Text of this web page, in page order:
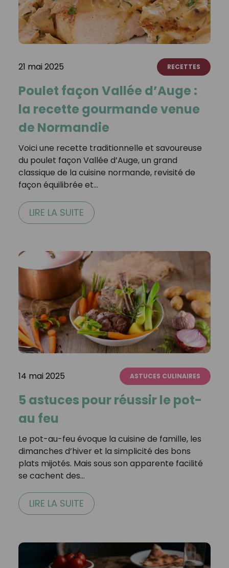
21 mai 2025 RECETTES
Poulet façon Vallée d’Auge :
la recette gourmande venue
de Normandie
Voici une recette traditionnelle et savoureuse
du poulet façon Vallée d’Auge, un grand
classique de la cuisine normande, revisité de
façon équilibrée et…
LIRE LA SUITE
14 mai 2025 ASTUCES CULINAIRES
5 astuces pour réussir le pot-
au feu
Le pot-au-feu évoque la cuisine de famille, les
dimanches d’hiver et la simplicité des bons
plats mijotés. Mais sous son apparente facilité
se cachent des…
LIRE LA SUITE